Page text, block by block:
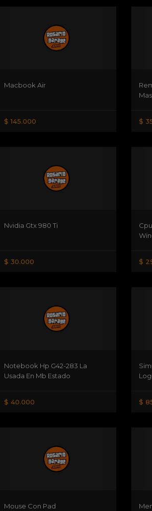
Macbook Air
$ 145.000 $
Nvidia Gtx 980 Ti
$ 30.000 $
Notebook Hp G42-283 La
Usada En Mb Estado
$ 40.000 $
Mouse Con Pad